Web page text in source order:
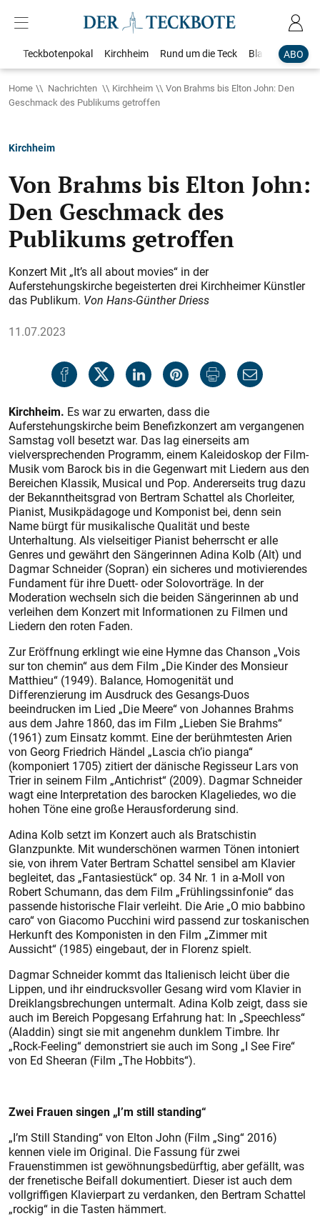
ABO
Teckbotenpokal Kirchheim Rund um die Teck Blaulicht
Home Nachrichten Kirchheim
Von Brahms bis Elton John: Den
Geschmack des Publikums getroffen
Kirchheim
Von Brahms bis Elton John:
Den Geschmack des
Publikums getroffen
Konzert Mit „It’s all about movies“ in der
Auferstehungskirche begeisterten drei Kirchheimer Künstler
das Publikum. Von Hans-Günther Driess
11.07.2023
Kirchheim. Es war zu erwarten, dass die
Auferstehungskirche beim Benefizkonzert am vergangenen
Samstag voll besetzt war. Das lag einerseits am
vielversprechenden Programm, einem Kaleidoskop der Film-
Musik vom Barock bis in die Gegenwart mit Liedern aus den
Bereichen Klassik, Musical und Pop. Andererseits trug dazu
der Bekanntheitsgrad von Bertram Schattel als Chorleiter,
Pianist, Musikpädagoge und Komponist bei, denn sein
Name bürgt für musikalische Qualität und beste
Unterhaltung. Als vielseitiger Pianist beherrscht er alle
Genres und gewährt den Sängerinnen Adina Kolb (Alt) und
Dagmar Schneider (Sopran) ein sicheres und motivierendes
Fundament für ihre Duett- oder Solovorträge. In der
Moderation wechseln sich die beiden Sängerinnen ab und
verleihen dem Konzert mit Informationen zu Filmen und
Liedern den roten Faden.
Zur Eröffnung erklingt wie eine Hymne das Chanson „Vois
sur ton chemin“ aus dem Film „Die Kinder des Monsieur
Matthieu“ (1949). Balance, Homogenität und
Differenzierung im Ausdruck des Gesangs-Duos
beeindrucken im Lied „Die Meere“ von Johannes Brahms
aus dem Jahre 1860, das im Film „Lieben Sie Brahms“
(1961) zum Einsatz kommt. Eine der berühmtesten Arien
von Georg Friedrich Händel „Lascia ch’io pianga“
(komponiert 1705) zitiert der dänische Regisseur Lars von
Trier in seinem Film „Antichrist“ (2009). Dagmar Schneider
wagt eine Interpretation des barocken Klageliedes, wo die
hohen Töne eine große Herausforderung sind.
Adina Kolb setzt im Konzert auch als Bratschistin
Glanzpunkte. Mit wunderschönen warmen Tönen intoniert
sie, von ihrem Vater Bertram Schattel sensibel am Klavier
begleitet, das „Fantasiestück“ op. 34 Nr. 1 in a-Moll von
Robert Schumann, das dem Film „Frühlingssinfonie“ das
passende historische Flair verleiht. Die Arie „O mio babbino
caro“ von Giacomo Pucchini wird passend zur toskanischen
Herkunft des Komponisten in den Film „Zimmer mit
Aussicht“ (1985) eingebaut, der in Florenz spielt.
Dagmar Schneider kommt das Italienisch leicht über die
Lippen, und ihr eindrucksvoller Gesang wird vom Klavier in
Dreiklangsbrechungen untermalt. Adina Kolb zeigt, dass sie
auch im Bereich Popgesang Erfahrung hat: In „Speechless“
(Aladdin) singt sie mit angenehm dunklem Timbre. Ihr
„Rock-Feeling“ demonstriert sie auch im Song „I See Fire“
von Ed Sheeran (Film „The Hobbits“).
Zwei Frauen singen „I’m still standing“
„I’m Still Standing“ von Elton John (Film „Sing“ 2016)
kennen viele im Original. Die Fassung für zwei
Frauenstimmen ist gewöhnungsbedürftig, aber gefällt, was
der frenetische Beifall dokumentiert. Dieser ist auch dem
vollgriffigen Klavierpart zu verdanken, den Bertram Schattel
„rockig“ in die Tasten hämmert.